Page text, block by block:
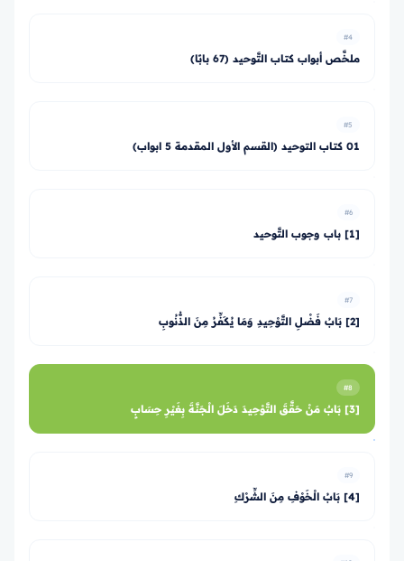
#4
ملخَّص أبواب كتاب التَّوحيد (67 بابًا)
#5
01 كتاب التوحيد (القسم الأول المقدمة 5 ابواب)
#6
[1] باب وجوب التَّوحيد
#7
[2] بَابُ فَضْلِ التَّوْحِيدِ وَمَا يُكَفِّرُ مِنَ الذُّنُوبِ
#8
[3] بَابٌ مَنْ حَقَّقَ التَّوْحِيدَ دَخَلَ الْجَنَّةَ بِغَيْرِ حِسَابٍ
#9
[4] بَابُ الْخَوْفِ مِنَ الشِّرْكِ